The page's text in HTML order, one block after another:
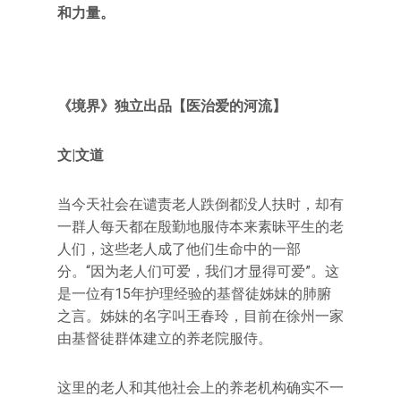
和力量。
《境界》独立出品【医治爱的河流】
文|文道
当今天社会在谴责老人跌倒都没人扶时，却有
一群人每天都在殷勤地服侍本来素昧平生的老
人们，这些老人成了他们生命中的一部
分。“因为老人们可爱，我们才显得可爱”。这
是一位有15年护理经验的基督徒姊妹的肺腑
之言。姊妹的名字叫王春玲，目前在徐州一家
由基督徒群体建立的养老院服侍。
这里的老人和其他社会上的养老机构确实不一